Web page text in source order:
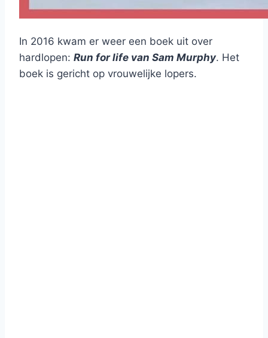
In 2016 kwam er weer een boek uit over
hardlopen: Run for life van Sam Murphy. Het
boek is gericht op vrouwelijke lopers.